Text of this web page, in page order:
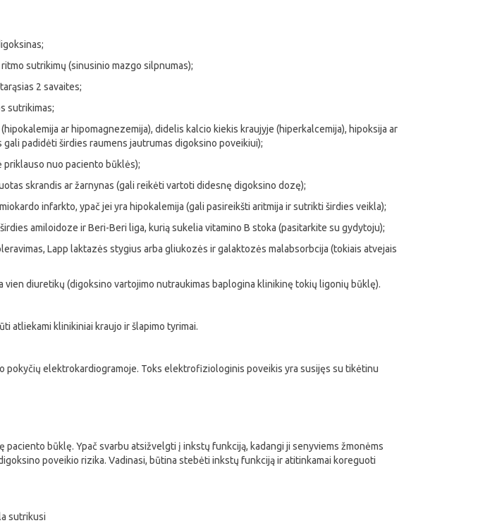
sutrikimų (sinusinio mazgo silpnumas);
2 savaites;
sutrikimas;
ar hipomagnezemija), didelis kalcio kiekis kraujyje (hiperkalcemija), hipoksija ar
padidėti širdies raumens jautrumas digoksino poveikiui);
priklauso nuo paciento būklės);
skrandis ar žarnynas (gali reikėti vartoti didesnę digoksino dozę);
infarkto, ypač jei yra hipokalemija (gali pasireikšti aritmija ir sutrikti širdies veikla);
amiloidoze ir Beri-Beri liga, kurią sukelia vitamino B stoka (pasitarkite su gydytoju);
Lapp laktazės stygius arba gliukozės ir galaktozės malabsorbcija (tokiais atvejais
vien diuretikų (digoksino vartojimo nutraukimas baplogina klinikinę tokių ligonių būklę).
atliekami klinikiniai kraujo ir šlapimo tyrimai.
pokyčių elektrokardiogramoje. Toks elektrofiziologinis poveikis yra susijęs su tikėtinu
būklę. Ypač svarbu atsižvelgti į inkstų funkciją, kadangi ji senyviems žmonėms
poveikio rizika. Vadinasi, būtina stebėti inkstų funkciją ir atitinkamai koreguoti
sutrikusi